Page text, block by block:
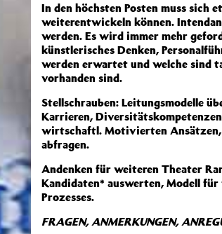
In den höchsten Posten muss
weiterentwickeln können.
werden. Es wird immer mehr
künstlerisches Denken,
werden erwartet und welche sind
vorhanden sind.
Stellschrauben: Leitungsmodelle
Karrieren,
wirtschaftl. Motivierten Ansätzen,
abfragen.
Andenken für weiteren Theater
Kandidaten* auswerten, Modell
Prozesses.
FRAGEN, ANMERKUNGEN,